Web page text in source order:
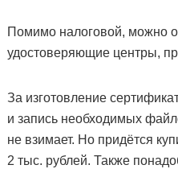
Помимо налоговой, можно
удостоверяющие центры,
За изготовление
и запись необходимых
не взимает. Но придётся
2 тыс. рублей. Также